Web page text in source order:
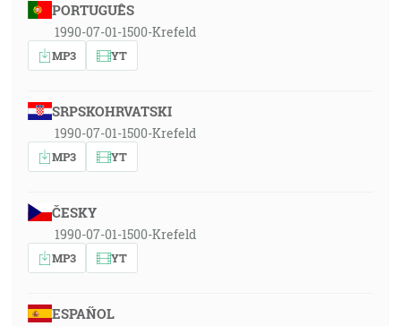
PORTUGUÊS
1990-07-01-1500-Krefeld
MP3 YT
SRPSKOHRVATSKI
1990-07-01-1500-Krefeld
MP3 YT
ČESKY
1990-07-01-1500-Krefeld
MP3 YT
ESPAÑOL